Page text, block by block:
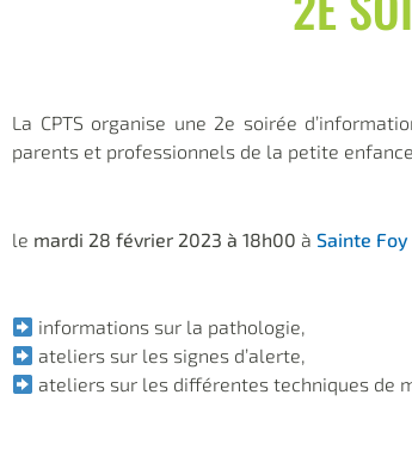
La CPTS organise une 2e soirée
parents et professionnels de la petite
le mardi 28 février 2023 à 18h00 à Sainte Foy
informations sur la pathologie,
ateliers sur les signes d’alerte,
ateliers sur les différentes techniques de